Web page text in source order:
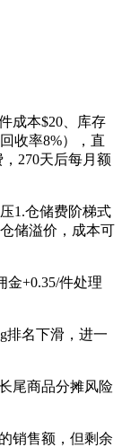
成本$20、库存
收率8%），直
270天后每月额
1.仓储费阶梯式
储溢价，成本可
金+0.35/件处理
排名下滑，进一
尾商品分摊风险
销售额，但剩余